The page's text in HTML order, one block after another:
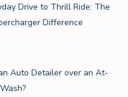
Drive to Thrill Ride: The
Difference
Auto Detailer over an At-